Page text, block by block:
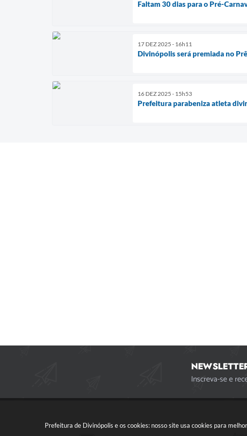
Prefeitura de Divinópolis e os cookies: nosso site usa cookies para
Faltam 30 dias para o Pré-
17 DEZ 2025 - 16h11
Divinópolis será premiada no
16 DEZ 2025 - 15h53
Prefeitura parabeniza atleta
Inscreva-se e